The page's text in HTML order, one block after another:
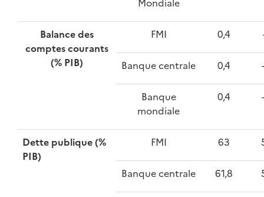
Balance des
comptes courants
(% PIB)
FMI 0,4
Banque centrale 0,4
Banque
mondiale
0,4
Dette publique (%
PIB)
FMI 63
Banque centrale 61,8